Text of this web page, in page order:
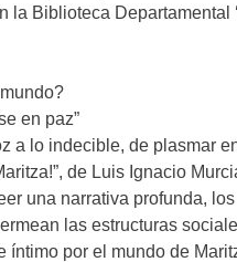
Biblioteca Departamental
en paz”
a lo indecible, de plasmar
de Luis Ignacio
una narrativa profunda,
las estructuras
por el mundo de